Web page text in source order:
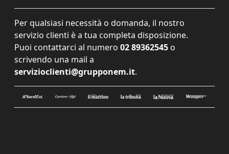
Per qualsiasi necessità o domanda, il nostro
servizio clienti è a tua completa disposizione.
Puoi contattarci al numero 02 89362545 o
scrivendo una mail a
servizioclienti@grupponem.it.